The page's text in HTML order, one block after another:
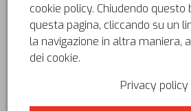
GI.FE. Costruzioni S.r.l., impresa
fondata nel 1987, può vantare
nel campo delle costruzioni e
Esercita su vasta scala
principali mercati di riferimento
cookie policy. Chiudendo questo
questa pagina, cliccando su un
la navigazione in altra maniera,
dei cookie.
Privacy policy